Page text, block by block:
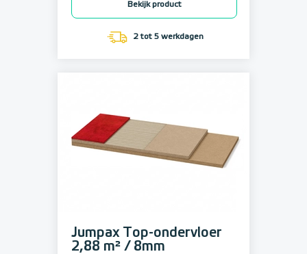
Bekijk product
2 tot 5 werkdagen
Jumpax Top-ondervloer
2,88 m² / 8mm